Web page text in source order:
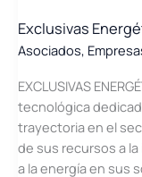
Exclusivas
Asociados,
EXCLUSIVAS
tecnológica
trayectoria en el
de sus recursos a
a la energía en sus